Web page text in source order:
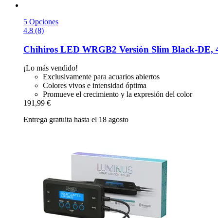
5 Opciones
4.8 (8)
Chihiros LED WRGB2 Versión Slim Black-​DE,
¡Lo más vendido!
Exclusivamente para acuarios abiertos
Colores vivos e intensidad óptima
Promueve el crecimiento y la expresión del color
191,99 €
Entrega gratuita hasta el 18 agosto